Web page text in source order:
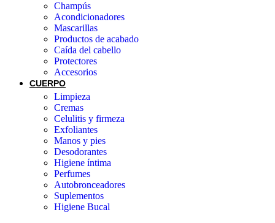
Champús
Acondicionadores
Mascarillas
Productos de acabado
Caída del cabello
Protectores
Accesorios
CUERPO
Limpieza
Cremas
Celulitis y firmeza
Exfoliantes
Manos y pies
Desodorantes
Higiene íntima
Perfumes
Autobronceadores
Suplementos
Higiene Bucal